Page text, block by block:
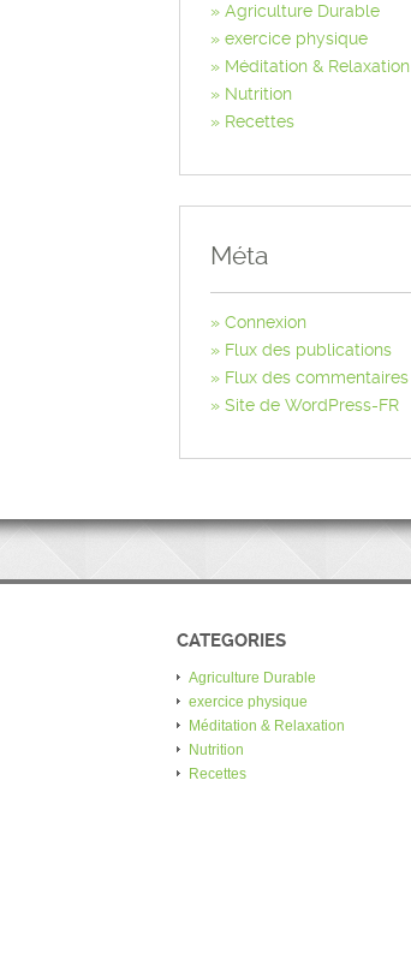
Agriculture Durable
exercice physique
Méditation & Relaxation
Nutrition
Recettes
Méta
Connexion
Flux des publications
Flux des commentaires
Site de WordPress-FR
CATEGORIES
Agriculture Durable
exercice physique
Méditation & Relaxation
Nutrition
Recettes